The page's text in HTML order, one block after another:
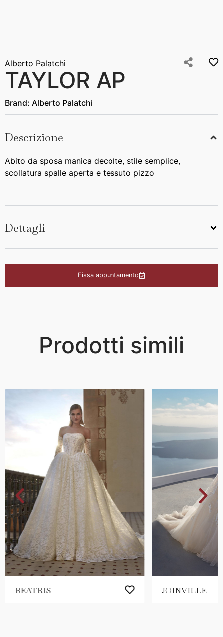
Alberto Palatchi
TAYLOR AP
Brand: Alberto Palatchi
Descrizione
Abito da sposa manica decolte, stile semplice,
scollatura spalle aperta e tessuto pizzo
Dettagli
Fissa appuntamento
Prodotti simili
BEATRIS JOINVILLE